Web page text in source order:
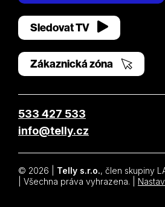
Sledovat TV
Zákaznická zóna
533 427 533
info@telly.cz
© 2026 | Telly s.r.o., člen skupiny
| Všechna práva vyhrazena. |